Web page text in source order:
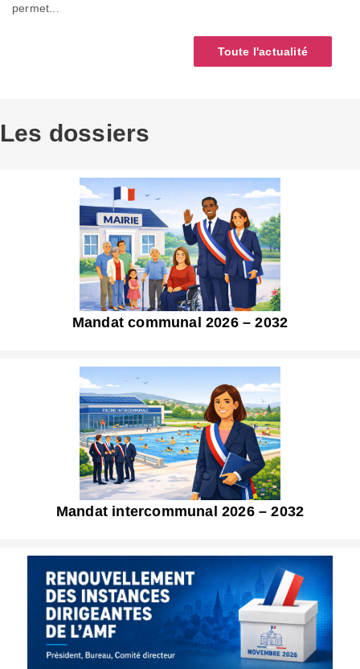
permet...
Toute l'actualité
Les dossiers
Mandat communal 2026 – 2032
Mandat intercommunal 2026 – 2032